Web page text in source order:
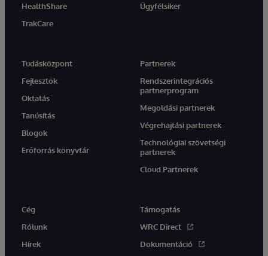
HealthShare
TrakCare
Ügyfélsiker
Tudásközpont
Fejlesztők
Oktatás
Tanúsítás
Blogok
Erőforrás könyvtár
Partnerek
Rendszerintegrációs
partnerprogram
Megoldási partnerek
Végrehajtási partnerek
Technológiai szövetségi
partnerek
Cloud Partnerek
Cég
Rólunk
Hírek
Támogatás
WRC Direct
Dokumentáció